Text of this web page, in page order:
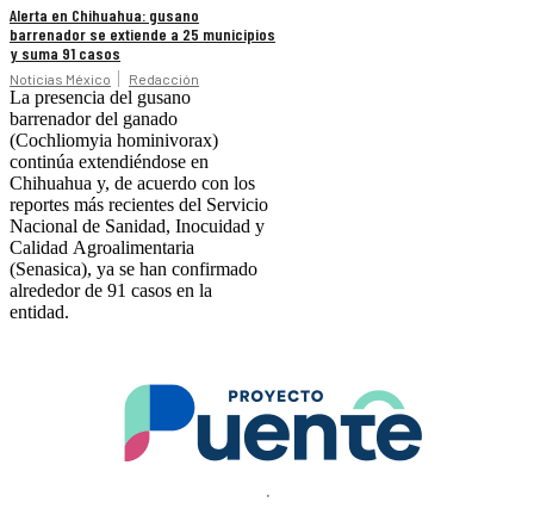
Alerta en Chihuahua: gusano
barrenador se extiende a 25 municipios
y suma 91 casos
Noticias México Redacción
La presencia del gusano
barrenador del ganado
(Cochliomyia hominivorax)
continúa extendiéndose en
Chihuahua y, de acuerdo con los
reportes más recientes del Servicio
Nacional de Sanidad, Inocuidad y
Calidad Agroalimentaria
(Senasica), ya se han confirmado
alrededor de 91 casos en la
entidad.
.